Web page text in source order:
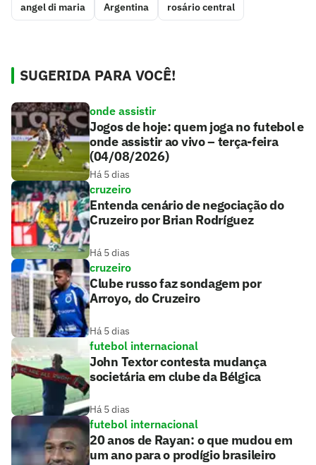
angel di maria Argentina rosário central
SUGERIDA PARA VOCÊ!
onde assistir
Jogos de hoje: quem joga no futebol e
onde assistir ao vivo – terça-feira
(04/08/2026)
Há 5 dias
cruzeiro
Entenda cenário de negociação do
Cruzeiro por Brian Rodríguez
Há 5 dias
cruzeiro
Clube russo faz sondagem por
Arroyo, do Cruzeiro
Há 5 dias
futebol internacional
John Textor contesta mudança
societária em clube da Bélgica
Há 5 dias
futebol internacional
20 anos de Rayan: o que mudou em
um ano para o prodígio brasileiro